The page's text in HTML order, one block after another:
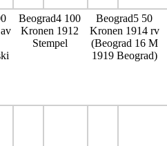
Beograd4 100
Kronen 1912
Stempel
Beograd5 50
Kronen 1914 rv
(Beograd 16 M
1919 Beograd)